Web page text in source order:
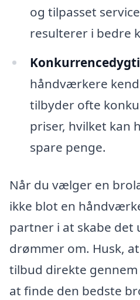
og tilpasset
resulterer i bedre
håndværkere
tilbyder ofte
priser, hvilket kan
spare penge.
Når du vælger en
ikke blot en
partner i at skabe det
drømmer om. Husk,
tilbud direkte
at finde den bedste